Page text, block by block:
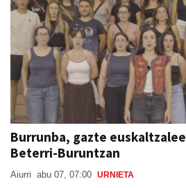
Burrunba, gazte
Beterri-Buruntzan
Aiurri abu 07, 07:00 URNIETA